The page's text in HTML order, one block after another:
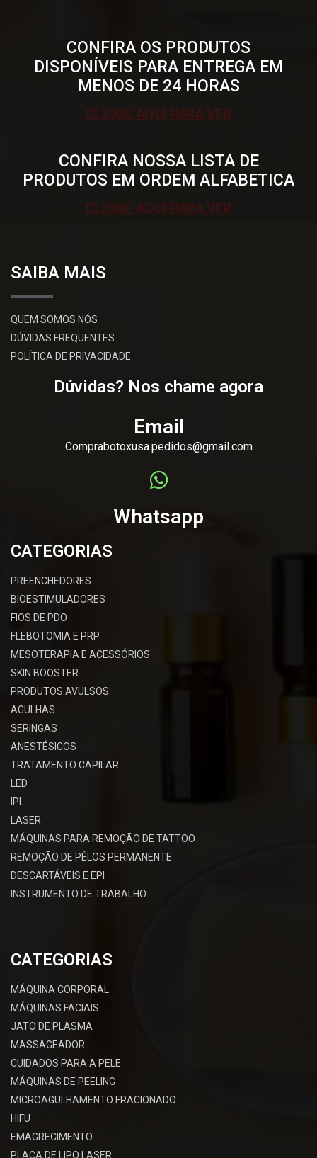
CONFIRA OS PRODUTOS
DISPONÍVEIS PARA ENTREGA EM
MENOS DE 24 HORAS
CLIQUE AQUI PARA VER
CONFIRA NOSSA LISTA DE
PRODUTOS EM ORDEM ALFABETICA
CLIQUE AQUI PARA VER
SAIBA MAIS
QUEM SOMOS NÓS
DÚVIDAS FREQUENTES
POLÍTICA DE PRIVACIDADE
Dúvidas? Nos chame agora
Email
Comprabotoxusa.pedidos@gmail.com
Whatsapp
CATEGORIAS
PREENCHEDORES
BIOESTIMULADORES
FIOS DE PDO
FLEBOTOMIA E PRP
MESOTERAPIA E ACESSÓRIOS
SKIN BOOSTER
PRODUTOS AVULSOS
AGULHAS
SERINGAS
ANESTÉSICOS
TRATAMENTO CAPILAR
LED
IPL
LASER
MÁQUINAS PARA REMOÇÃO DE TATTOO
REMOÇÃO DE PÊLOS PERMANENTE
DESCARTÁVEIS E EPI
INSTRUMENTO DE TRABALHO
CATEGORIAS
MÁQUINA CORPORAL
MÁQUINAS FACIAIS
JATO DE PLASMA
MASSAGEADOR
CUIDADOS PARA A PELE
MÁQUINAS DE PEELING
MICROAGULHAMENTO FRACIONADO
HIFU
EMAGRECIMENTO
PLACA DE LIPO LASER